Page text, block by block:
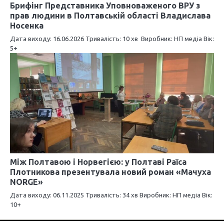
Брифінг Представника Уповноваженого ВРУ з
прав людини в Полтавській області Владислава
Носенка
Дата виходу: 16.06.2026 Тривалість: 10 хв Виробник: НП медіа Вік:
5+
Між Полтавою і Норвегією: у Полтаві Раїса
Плотникова презентувала новий роман «Мачуха
NORGE»
Дата виходу: 06.11.2025 Тривалість: 34 хв Виробник: НП медіа Вік:
10+